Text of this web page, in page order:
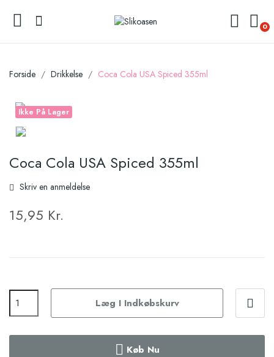
0
Forside Drikkelse Coca Cola USA Spiced 355ml
Ikke På Lager
Coca Cola USA Spiced 355ml
Skriv en anmeldelse
15,95 Kr.
Læg I Indkøbskurv
Køb Nu